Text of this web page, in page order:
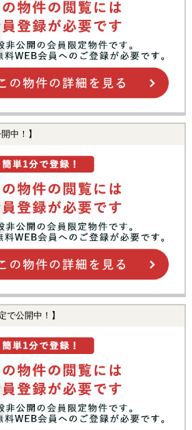
中！】
で公開中！】